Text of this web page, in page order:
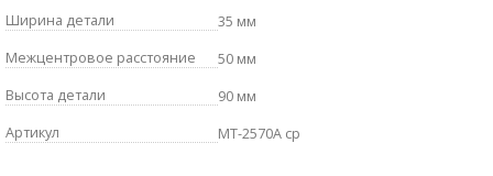
Ширина детали
35 мм
Межцентровое расстояние
50 мм
Высота детали
90 мм
Артикул
MT-2570A cp